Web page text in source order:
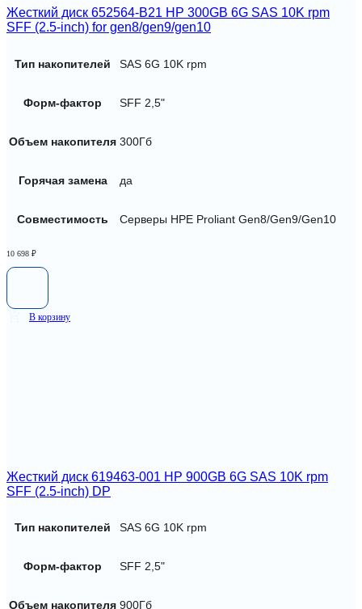
Жесткий диск 652564-B21 HP 300GB 6G SAS 10K rpm
SFF (2.5-inch) for gen8/gen9/gen10
Тип накопителей SAS 6G 10K rpm
Форм-фактор SFF 2,5"
Объем накопителя 300Гб
Горячая замена да
Совместимость Серверы HPE Proliant Gen8/Gen9/Gen10
10 698 ₽
В корзину
Жесткий диск 619463-001 HP 900GB 6G SAS 10K rpm
SFF (2.5-inch) DP
Тип накопителей SAS 6G 10K rpm
Форм-фактор SFF 2,5"
Объем накопителя 900Гб